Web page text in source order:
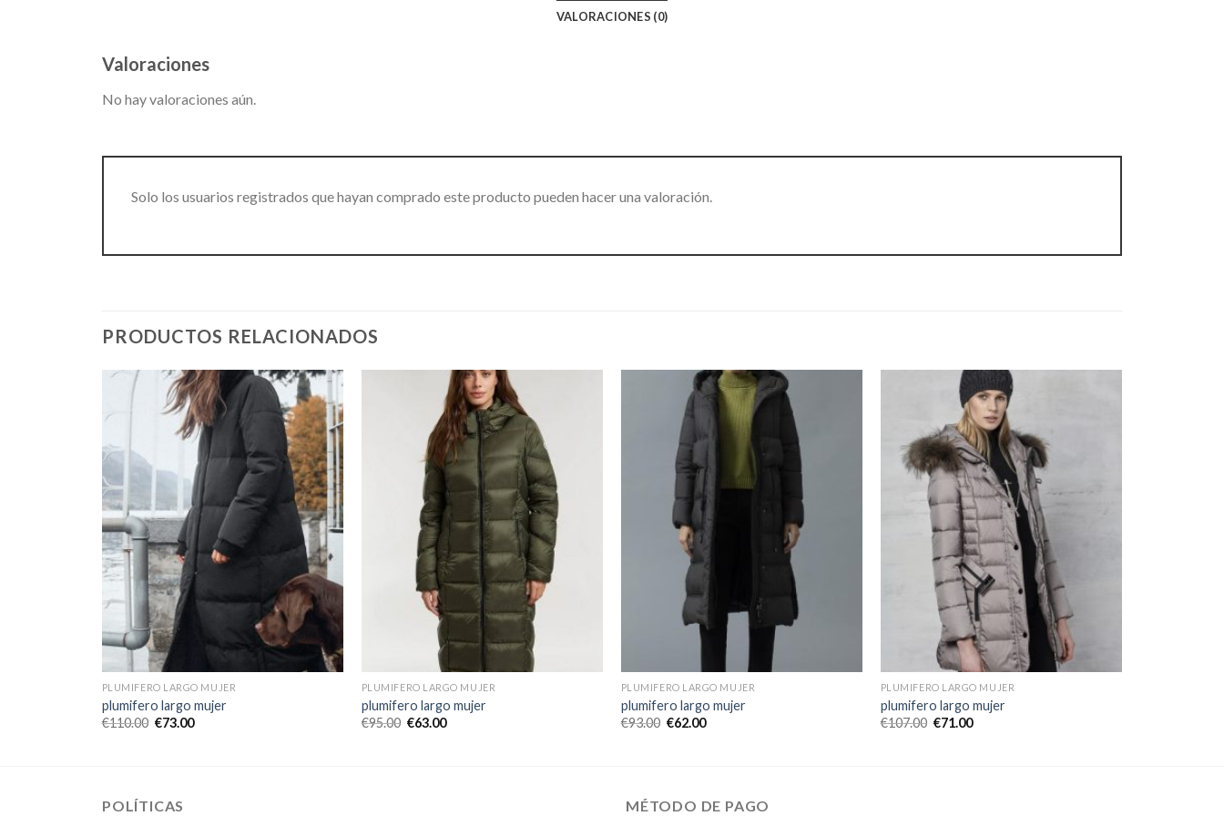
VALORACIONES (0)
Valoraciones
No hay valoraciones aún.
Solo los usuarios registrados que hayan comprado este producto pueden hacer una valoración.
PRODUCTOS RELACIONADOS
PLUMIFERO LARGO MUJER
plumifero largo mujer
€110.00 €73.00
PLUMIFERO LARGO MUJER
plumifero largo mujer
€95.00 €63.00
PLUMIFERO LARGO MUJER
plumifero largo mujer
€93.00 €62.00
PLUMIFERO LARGO MUJER
plumifero largo mujer
€107.00 €71.00
POLÍTICAS MÉTODO DE PAGO